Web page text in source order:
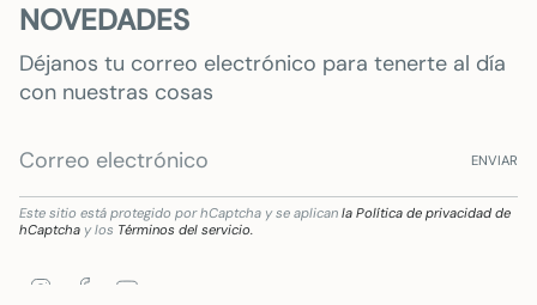
NOVEDADES
Déjanos tu correo electrónico para tenerte al día
con nuestras cosas
ENVIAR
Este sitio está protegido por hCaptcha y se aplican la Política de privacidad de
hCaptcha y los Términos del servicio.
InstagramFacebook